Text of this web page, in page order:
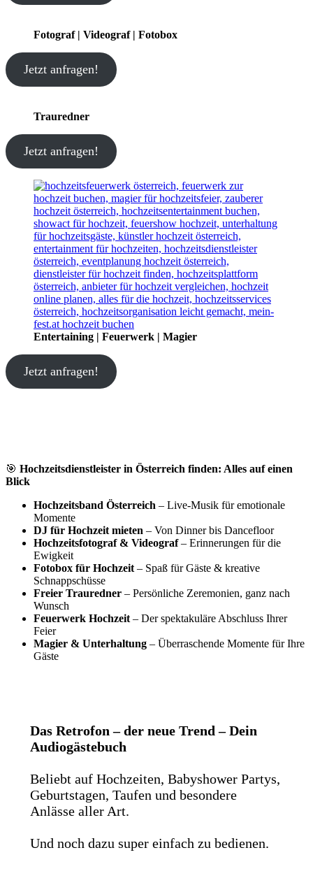
Fotograf | Videograf | Fotobox
Jetzt anfragen!
Trauredner
Jetzt anfragen!
Entertaining | Feuerwerk | Magier
Jetzt anfragen!
🎯 Hochzeitsdienstleister in Österreich finden: Alles auf einen
Blick
Hochzeitsband Österreich – Live-Musik für emotionale
Momente
DJ für Hochzeit mieten – Von Dinner bis Dancefloor
Hochzeitsfotograf & Videograf– Erinnerungen für die
Ewigkeit
Fotobox für Hochzeit – Spaß für Gäste & kreative
Schnappschüsse
Freier Trauredner – Persönliche Zeremonien, ganz nach
Wunsch
Feuerwerk Hochzeit – Der spektakuläre Abschluss Ihrer
Feier
Magier & Unterhaltung – Überraschende Momente für Ihre
Gäste
Das Retrofon – der neue Trend – Dein
Audiogästebuch
Beliebt auf Hochzeiten, Babyshower Partys,
Geburtstagen, Taufen und besondere
Anlässe aller Art.
Und noch dazu super einfach zu bedienen.